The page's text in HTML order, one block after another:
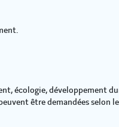
écologie, développement
être demandées selon